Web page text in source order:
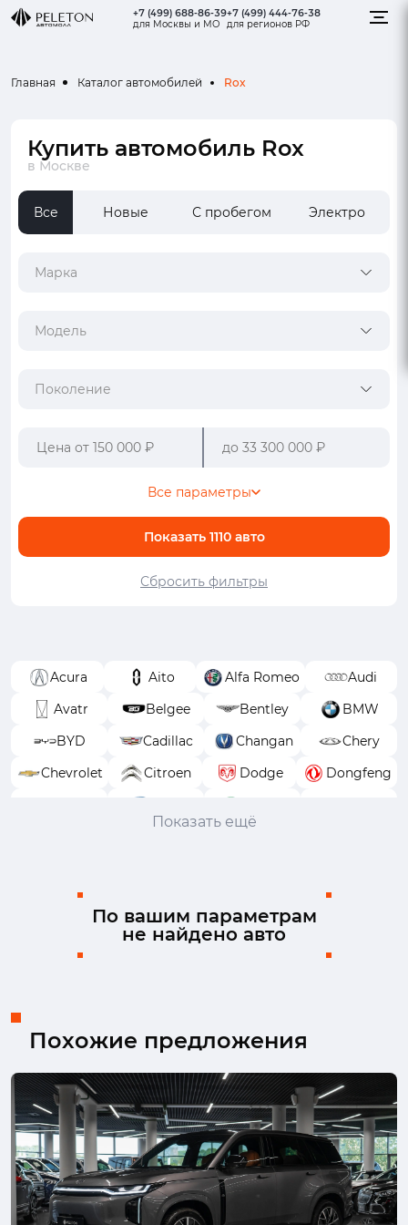
+7 (499) 688-86-39
для Москвы и МО
+7 (499) 444-76-38
для регионов РФ
Главная Каталог автомобилей Rox
Купить автомобиль Rox
в Москве
Все Новые С пробегом Электро
Марка
Модель
Поколение
Показать 1110 авто
Все параметры
Сбросить фильтры
Acura Aito Alfa Romeo
Audi
Avatr
Belgee Bentley
BMW
BYD
Cadillac Changan
Chery
Chevrolet
Citroen Dodge
Dongfeng
Hyundai
Jaguar Jeep
Ram
Renault Rox
Skoda
Solaris
Subaru Suzuki
SWM
Tank
TENET Toyota
Volkswagen
Volvo
Voyah Wey
Zeekr
Москвич
УАЗ
Показать ещё
По вашим параметрам
не найдено авто
Похожие предложения